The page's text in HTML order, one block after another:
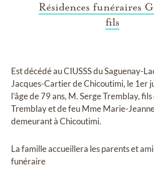
Résidences funéraires
fils
Est décédé au CIUSSS du Saguenay-
Jacques-Cartier de Chicoutimi, le 1er
l’âge de 79 ans, M. Serge Tremblay,
Tremblay et de feu Mme Marie-
demeurant à Chicoutimi.
La famille accueillera les parents et
funéraire